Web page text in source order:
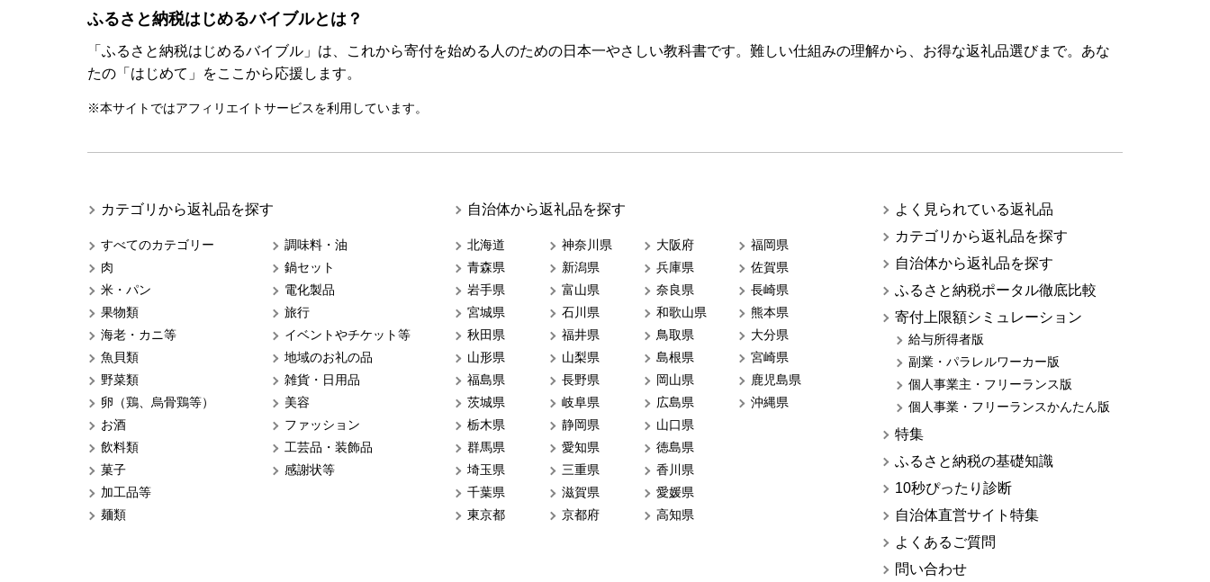
ふるさと納税はじめるバイブルとは？
「ふるさと納税はじめるバイブル」は、これから寄付を始める人のための日本一やさしい教科書です。難しい仕組みの理解から、お得な返礼品選びまで。あな
たの「はじめて」をここから応援します。
※本サイトではアフィリエイトサービスを利用しています。
カテゴリから返礼品を探す
すべてのカテゴリー
肉
米・パン
果物類
海老・カニ等
魚貝類
野菜類
卵（鶏、烏骨鶏等）
お酒
飲料類
菓子
加工品等
麺類
調味料・油
鍋セット
電化製品
旅行
イベントやチケット等
地域のお礼の品
雑貨・日用品
美容
ファッション
工芸品・装飾品
感謝状等
自治体から返礼品を探す
北海道
青森県
岩手県
宮城県
秋田県
山形県
福島県
茨城県
栃木県
群馬県
埼玉県
千葉県
東京都
神奈川県
新潟県
富山県
石川県
福井県
山梨県
長野県
岐阜県
静岡県
愛知県
三重県
滋賀県
京都府
大阪府
兵庫県
奈良県
和歌山県
鳥取県
島根県
岡山県
広島県
山口県
徳島県
香川県
愛媛県
高知県
福岡県
佐賀県
長崎県
熊本県
大分県
宮崎県
鹿児島県
沖縄県
よく見られている返礼品
カテゴリから返礼品を探す
自治体から返礼品を探す
ふるさと納税ポータル徹底比較
寄付上限額シミュレーション
給与所得者版
副業・パラレルワーカー版
個人事業主・フリーランス版
個人事業・フリーランスかんたん版
特集
ふるさと納税の基礎知識
10秒ぴったり診断
自治体直営サイト特集
よくあるご質問
問い合わせ